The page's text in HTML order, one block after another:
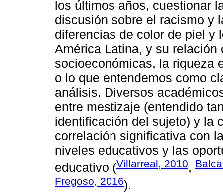
los últimos años, cuestionar
discusión sobre el racismo y
diferencias de color de piel y
América Latina, y su relación
socioeconómicas, la riqueza
o lo que entendemos como
análisis. Diversos
entre mestizaje (entendido
identificación del sujeto) y la
correlación significativa con
niveles educativos y las
educativo (Villarreal, 2010,
Fregoso, 2016).